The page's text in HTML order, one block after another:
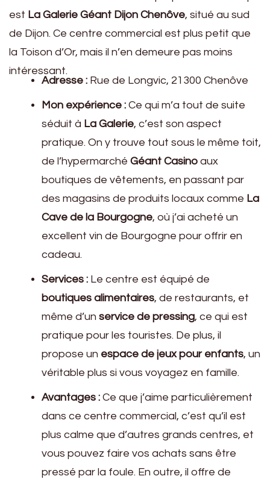
est La Galerie Géant Dijon Chenôve, situé au sud
de Dijon. Ce centre commercial est plus petit que
la Toison d’Or, mais il n’en demeure pas moins
intéressant.
Adresse : Rue de Longvic, 21300 Chenôve
Mon expérience : Ce qui m’a tout de suite
séduit à La Galerie, c’est son aspect
pratique. On y trouve tout sous le même toit,
de l’hypermarché Géant Casino aux
boutiques de vêtements, en passant par
des magasins de produits locaux comme La
Cave de la Bourgogne, où j’ai acheté un
excellent vin de Bourgogne pour offrir en
cadeau.
Services : Le centre est équipé de
boutiques alimentaires, de restaurants, et
même d’un service de pressing, ce qui est
pratique pour les touristes. De plus, il
propose un espace de jeux pour enfants, un
véritable plus si vous voyagez en famille.
Avantages : Ce que j’aime particulièrement
dans ce centre commercial, c’est qu’il est
plus calme que d’autres grands centres, et
vous pouvez faire vos achats sans être
pressé par la foule. En outre, il offre de